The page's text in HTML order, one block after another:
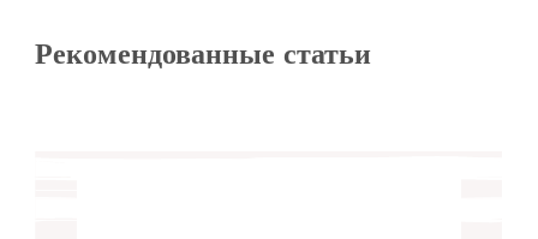
Рекомендованные статьи